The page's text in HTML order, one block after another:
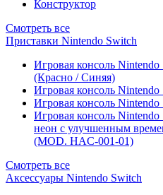
Конструктор
Смотреть все
Приставки Nintendo Switch
Игровая консоль
(Красно / Синяя)
Игровая консоль
Игровая консоль
Игровая консоль
неон с улучшенным
(MOD. HAC-001-01)
Смотреть все
Аксессуары Nintendo Switch